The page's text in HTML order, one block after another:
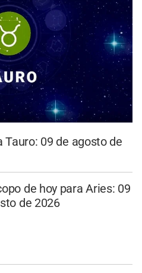
Tauro: 09 de agosto de
de hoy para Aries: 09
de 2026